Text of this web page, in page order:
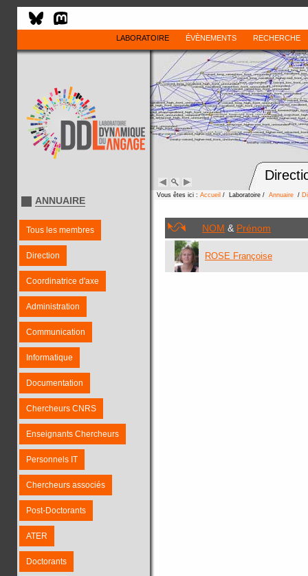
LABORATOIRE ÉVÈNEMENTS RECHERCHE
ANNUAIRE
Tous les membres
Direction
Coordinatrice d'axe
Administration
Communication
Informatique
Documentation
Chercheurs CNRS
Enseignants Chercheurs
Personnels IT
Chercheurs associés
Post-Doctorants
ATER
Doctorants
Vous êtes ici : Accueil / Laboratoire / Annuaire /
NOM & Prénom
ROSE Françoise